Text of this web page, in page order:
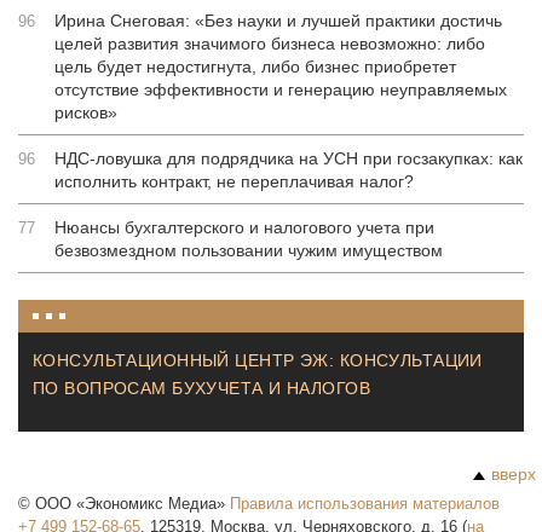
96
Ирина Снеговая: «Без науки и лучшей практики достичь
целей развития значимого бизнеса невозможно: либо
цель будет недостигнута, либо бизнес приобретет
отсутствие эффективности и генерацию неуправляемых
рисков»
96
НДС-ловушка для подрядчика на УСН при госзакупках: как
исполнить контракт, не переплачивая налог?
77
Нюансы бухгалтерского и налогового учета при
безвозмездном пользовании чужим имуществом
КОНСУЛЬТАЦИОННЫЙ ЦЕНТР ЭЖ: КОНСУЛЬТАЦИИ
ПО ВОПРОСАМ БУХУЧЕТА И НАЛОГОВ
вверх
© ООО «Экономикс Медиа» Правила использования материалов
+7 499 152-68-65, 125319, Москва, ул. Черняховского, д. 16 (на